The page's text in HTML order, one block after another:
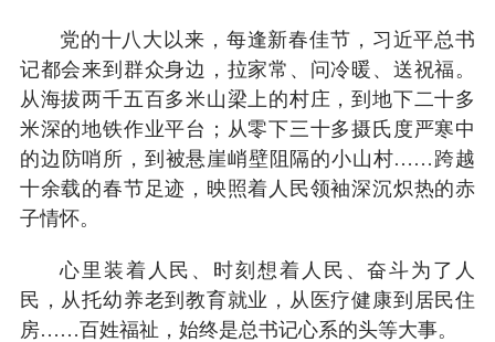
党的十八大以来，每逢新春佳节，习近平总书
记都会来到群众身边，拉家常、问冷暖、送祝福。
从海拔两千五百多米山梁上的村庄，到地下二十多
米深的地铁作业平台；从零下三十多摄氏度严寒中
的边防哨所，到被悬崖峭壁阻隔的小山村……跨越
十余载的春节足迹，映照着人民领袖深沉炽热的赤
子情怀。
心里装着人民、时刻想着人民、奋斗为了人
民，从托幼养老到教育就业，从医疗健康到居民住
房……百姓福祉，始终是总书记心系的头等大事。